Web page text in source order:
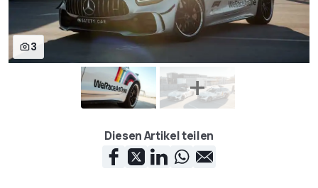
3
Diesen Artikel teilen